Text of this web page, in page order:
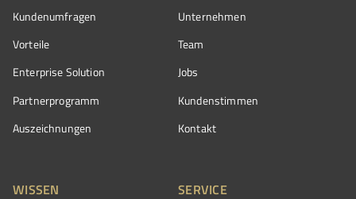
Kundenumfragen
Vorteile
Enterprise Solution
Partnerprogramm
Auszeichnungen
Unternehmen
Team
Jobs
Kundenstimmen
Kontakt
WISSEN SERVICE